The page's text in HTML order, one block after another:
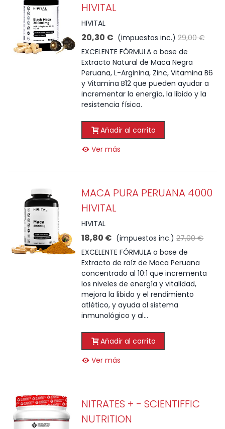
HIVITAL
HIVITAL
20,30 € (impuestos inc.) 29,00 €
EXCELENTE FÓRMULA a base de
Extracto Natural de Maca Negra
Peruana, L-Arginina, Zinc, Vitamina B6
y Vitamina B12 que pueden ayudar a
incrementar la energía, la libido y la
resistencia física.
Añadir al carrito
Ver más
MACA PURA PERUANA 4000
HIVITAL
HIVITAL
18,80 € (impuestos inc.) 27,00 €
EXCELENTE FÓRMULA a base de
Extracto de raíz de Maca Peruana
concentrado al 10:1 que incrementa
los niveles de energía y vitalidad,
mejora la libido y el rendimiento
atlético, y ayuda al sistema
inmunológico y al...
Añadir al carrito
Ver más
NITRATES + - SCIENTIFFIC
NUTRITION